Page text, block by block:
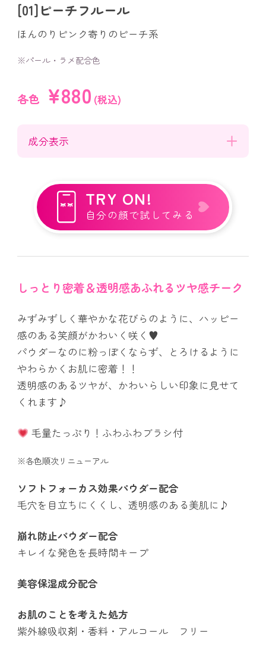
[01]ピーチフルール
ほんのりピンク寄りのピーチ系
※パール・ラメ配合色
各色 ¥880 (税込)
成分表示
TRY ON!
自分の顔で試してみる
しっとり密着＆透明感あふれるツヤ感チーク
みずみずしく華やかな花びらのように、ハッピー
感のある笑顔がかわいく咲く♥
パウダーなのに粉っぽくならず、とろけるように
やわらかくお肌に密着！！
透明感のあるツヤが、かわいらしい印象に見せて
くれます♪
毛量たっぷり！ふわふわブラシ付
※各色順次リニューアル
ソフトフォーカス効果パウダー配合
毛穴を目立ちにくくし、透明感のある美肌に♪
崩れ防止パウダー配合
キレイな発色を長時間キープ
美容保湿成分配合
お肌のことを考えた処方
紫外線吸収剤・香料・アルコール フリー